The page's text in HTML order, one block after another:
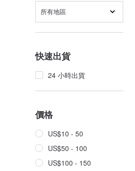
所有地區
快速出貨
24 小時出貨
價格
US$10 - 50
US$50 - 100
US$100 - 150